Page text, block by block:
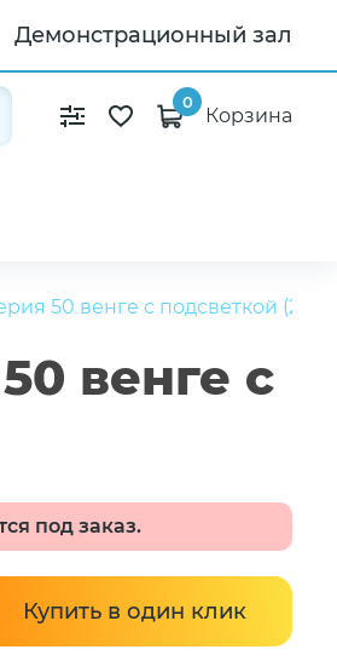
Демонстрационный зал
0
Корзина
50 венге с подсветкой (2
венге с
под заказ.
Купить в один клик